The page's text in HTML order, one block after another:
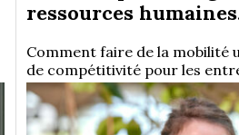
ressources
Comment faire de la mobilité
de compétitivité pour les
d’attractivité pour les
Choiseul Hauts-de-France,
PDG de 2…